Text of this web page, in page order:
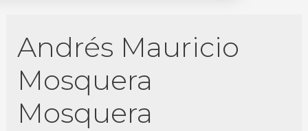
Andrés Mauricio
Mosquera
Mosquera